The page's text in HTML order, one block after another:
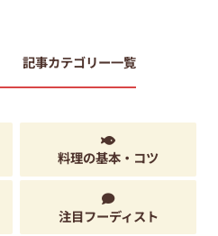
記事カテゴリー一覧
料理の基本・コツ
注目フーディスト